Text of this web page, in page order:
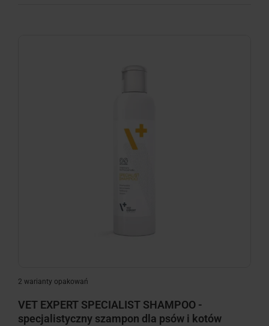
2 warianty opakowań
VET EXPERT SPECIALIST SHAMPOO -
specjalistyczny szampon dla psów i kotów